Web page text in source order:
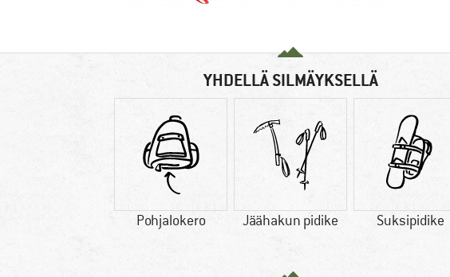
YHDELLÄ SILMÄYKSELLÄ
Pohjalokero Jäähakun pidike Suksipidike